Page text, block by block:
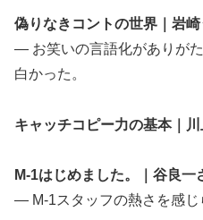
偽りなきコントの世界｜岩
— お笑いの言語化がありが
白かった。
キャッチコピー力の基本｜
M-1はじめました。｜谷良一
— M-1スタッフの熱さを感じ